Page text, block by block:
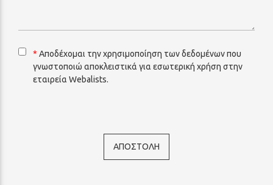
* Αποδέχομαι την χρησιμοποίηση των δεδομένων που
γνωστοποιώ αποκλειστικά για εσωτερική χρήση στην
εταιρεία Webalists.
ΑΠΟΣΤΟΛΗ